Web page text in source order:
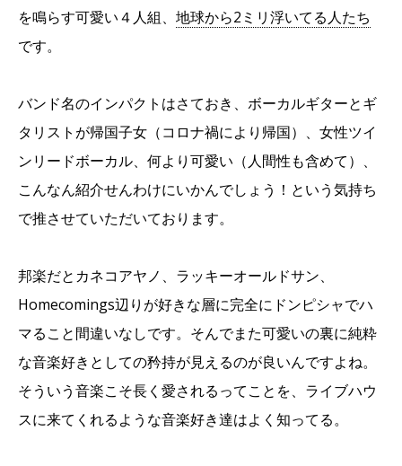
を鳴らす可愛い４人組、 地球から2ミリ浮いてる人たち
です。
バンド名のインパクトはさておき、ボーカルギターとギ
タリストが帰国子女（コロナ禍により帰国）、女性ツイ
ンリードボーカル、何より可愛い（人間性も含めて）、
こんなん紹介せんわけにいかんでしょう！という気持ち
で推させていただいております。
邦楽だとカネコアヤノ、ラッキーオールドサン、
Homecomings辺りが好きな層に完全にドンピシャでハ
マること間違いなしです。そんでまた可愛いの裏に純粋
な音楽好きとしての矜持が見えるのが良いんですよね。
そういう音楽こそ長く愛されるってことを、ライブハウ
スに来てくれるような音楽好き達はよく知ってる。